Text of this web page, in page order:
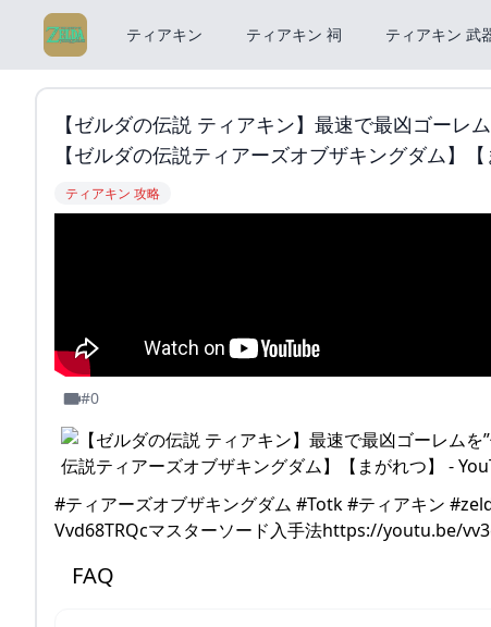
ティアキン ティアキン 祠 ティアキン 武
【ゼルダの伝説 ティアキン】最速で最凶ゴーレ
【ゼルダの伝説ティアーズオブザキングダム】
ティアキン 攻略
#0
#ティアーズオブザキングダム #Totk #ティアキン
Vvd68TRQcマスターソード入手法https://youtu.be/
FAQ